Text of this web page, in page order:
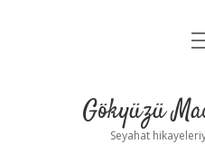
Yasal
Gökyüzü
Seyahat